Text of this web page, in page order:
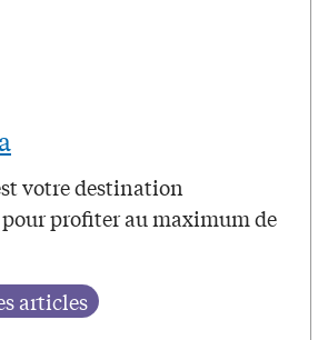
votre destination
profiter au maximum de